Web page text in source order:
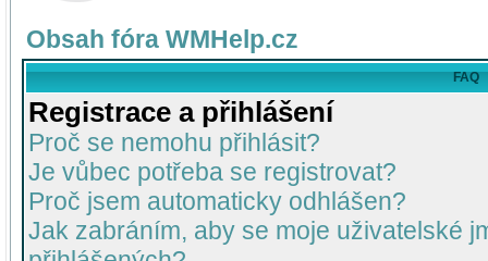
Obsah fóra WMHelp.cz
FAQ
Registrace a přihlášení
Proč se nemohu přihlásit?
Je vůbec potřeba se registrovat?
Proč jsem automaticky odhlášen?
Jak zabráním, aby se moje uživatelské